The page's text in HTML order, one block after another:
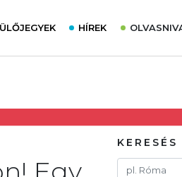
HÍREK
KERESÉS